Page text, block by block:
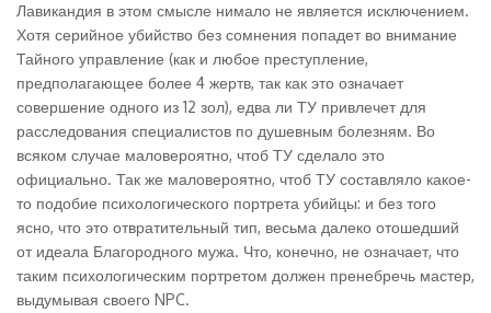
Лавикандия в этом смысле нимало не является исключением.
Хотя серийное убийство без сомнения попадет во внимание
Тайного управление (как и любое преступление,
предполагающее более 4 жертв, так как это означает
совершение одного из 12 зол), едва ли ТУ привлечет для
расследования специалистов по душевным болезням. Во
всяком случае маловероятно, чтоб ТУ сделало это
официально. Так же маловероятно, чтоб ТУ составляло какое-
то подобие психологического портрета убийцы: и без того
ясно, что это отвратительный тип, весьма далеко отошедший
от идеала Благородного мужа. Что, конечно, не означает, что
таким психологическим портретом должен пренебречь мастер,
выдумывая своего NPC.